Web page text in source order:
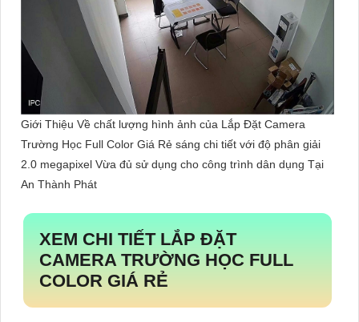
Giới Thiệu Về chất lượng hình ảnh của Lắp Đặt Camera
Trường Học Full Color Giá Rẻ sáng chi tiết với độ phân giải
2.0 megapixel Vừa đủ sử dụng cho công trình dân dụng Tại
An Thành Phát
XEM CHI TIẾT LẮP ĐẶT
CAMERA TRƯỜNG HỌC FULL
COLOR GIÁ RẺ